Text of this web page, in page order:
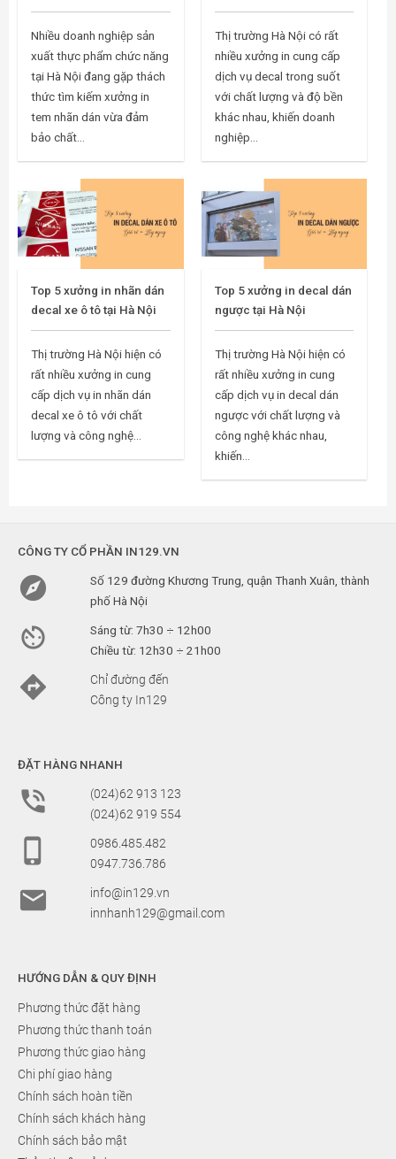
Nhiều doanh nghiệp sản
xuất thực phẩm chức năng
tại Hà Nội đang gặp thách
thức tìm kiếm xưởng in
tem nhãn dán vừa đảm
bảo chất...
Thị trường Hà Nội có rất
nhiều xưởng in cung cấp
dịch vụ decal trong suốt
với chất lượng và độ bền
khác nhau, khiến doanh
nghiệp...
Top 5 xưởng in nhãn dán
decal xe ô tô tại Hà Nội
Thị trường Hà Nội hiện có
rất nhiều xưởng in cung
cấp dịch vụ in nhãn dán
decal xe ô tô với chất
lượng và công nghệ...
Top 5 xưởng in decal dán
ngược tại Hà Nội
Thị trường Hà Nội hiện có
rất nhiều xưởng in cung
cấp dịch vụ in decal dán
ngược với chất lượng và
công nghệ khác nhau,
khiến...
CÔNG TY CỔ PHẦN IN129.VN

Số 129 đường Khương Trung, quận Thanh Xuân, thành
phố Hà Nội

Sáng từ: 7h30 ÷ 12h00
Chiều từ: 12h30 ÷ 21h00

Chỉ đường đến
Công ty In129
ĐẶT HÀNG NHANH

(024)62 913 123
(024)62 919 554

0986.485.482
0947.736.786

info@in129.vn
innhanh129@gmail.com
HƯỚNG DẪN & QUY ĐỊNH
Phương thức đặt hàng
Phương thức thanh toán
Phương thức giao hàng
Chi phí giao hàng
Chính sách hoàn tiền
Chính sách khách hàng
Chính sách bảo mật